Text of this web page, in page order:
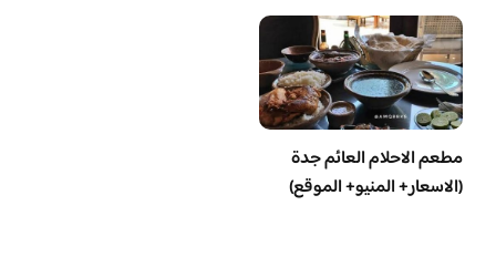
مطعم الاحلام العائم جدة
(الاسعار+ المنيو+ الموقع)